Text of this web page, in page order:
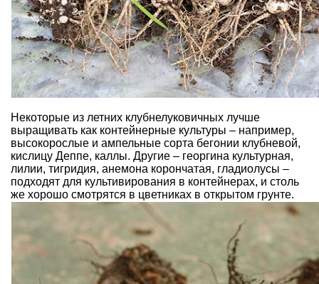
Некоторые из летних клубнелуковичных лучше
выращивать как контейнерные культуры – например,
высокорослые и ампельные сорта бегонии клубневой,
кислицу Деппе, каллы. Другие – георгина культурная,
лилии, тигридия, анемона корончатая, гладиолусы –
подходят для культивирования в контейнерах, и столь
же хорошо смотрятся в цветниках в открытом грунте.